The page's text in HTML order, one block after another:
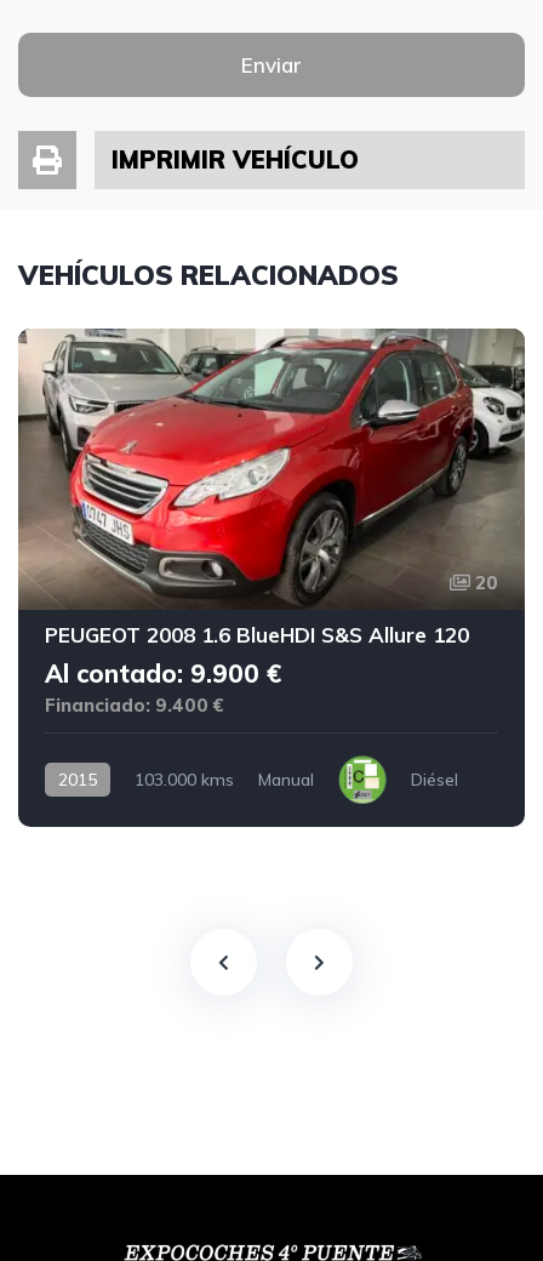
Enviar
IMPRIMIR VEHÍCULO
VEHÍCULOS RELACIONADOS
20
PEUGEOT 2008 1.6 BlueHDI S&S Allure 120
Al contado: 9.900 €
Financiado: 9.400 €
2015 103.000 kms Manual Diésel